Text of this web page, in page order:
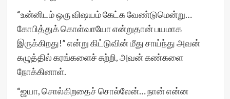
“உன்னிடம் ஒரு விஷயம் கேட்க வேண்டுமென்று…
கோபித்துக் கொள்வாயோ என்றுதான் பயமாக
இருக்கிறது!” என்று கிட்டுவின் மீது சாய்ந்து அவன்
கழுத்தில் கரங்களைச் சுற்றி, அவன் கண்களை
நோக்கினாள்.
“ஜயா, சொல்கிறதைச் சொல்லேன்… நான் என்ன